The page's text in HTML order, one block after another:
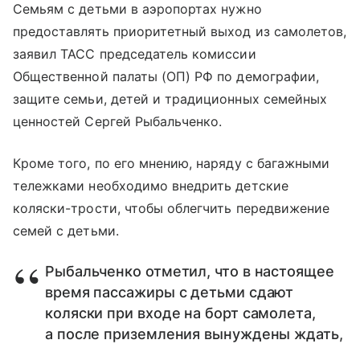
Семьям с детьми в аэропортах нужно
предоставлять приоритетный выход из самолетов,
заявил ТАСС председатель комиссии
Общественной палаты (ОП) РФ по демографии,
защите семьи, детей и традиционных семейных
ценностей Сергей Рыбальченко.
Кроме того, по его мнению, наряду с багажными
тележками необходимо внедрить детские
коляски-трости, чтобы облегчить передвижение
семей с детьми.
Рыбальченко отметил, что в настоящее
время пассажиры с детьми сдают
коляски при входе на борт самолета,
а после приземления вынуждены ждать,